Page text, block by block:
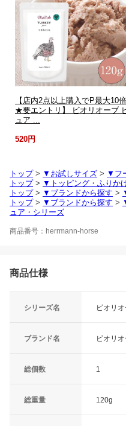
【店内2点以上購入でP最大10倍
★要エントリ】 ビオリオーブ
ュア ...
520円
トップ> ▼お試しサイズ > ▼フ
トップ> ▼トッピング・ふりか
トップ> ▼ブランドから探す >
トップ> ▼ブランドから探す >
ュア・シリーズ
商品番号：herrmann-horse
商品仕様
シリーズ名 ビオリ
ブランド名 ビオリ
総個数 1
総重量 120g